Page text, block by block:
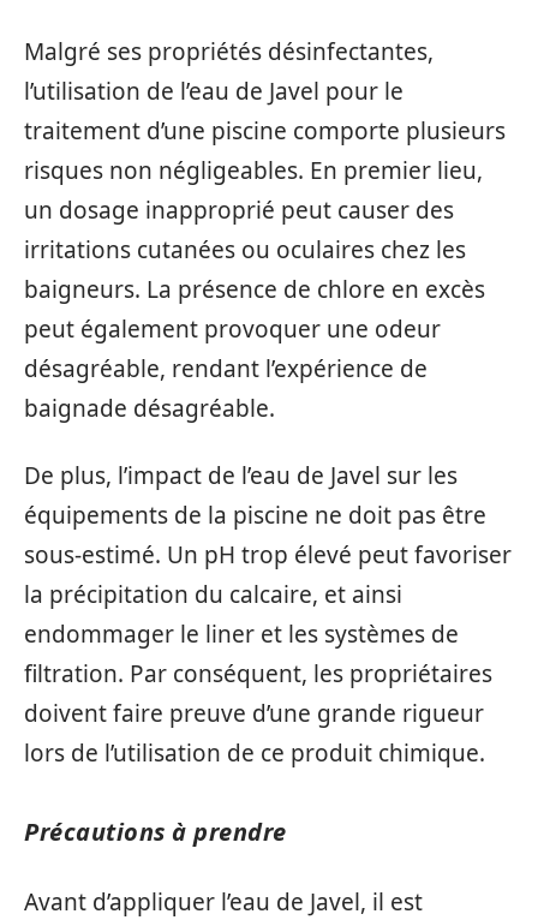
Malgré ses propriétés désinfectantes,
l’utilisation de l’eau de Javel pour le
traitement d’une piscine comporte plusieurs
risques non négligeables. En premier lieu,
un dosage inapproprié peut causer des
irritations cutanées ou oculaires chez les
baigneurs. La présence de chlore en excès
peut également provoquer une odeur
désagréable, rendant l’expérience de
baignade désagréable.
De plus, l’impact de l’eau de Javel sur les
équipements de la piscine ne doit pas être
sous-estimé. Un pH trop élevé peut favoriser
la précipitation du calcaire, et ainsi
endommager le liner et les systèmes de
filtration. Par conséquent, les propriétaires
doivent faire preuve d’une grande rigueur
lors de l’utilisation de ce produit chimique.
Précautions à prendre
Avant d’appliquer l’eau de Javel, il est